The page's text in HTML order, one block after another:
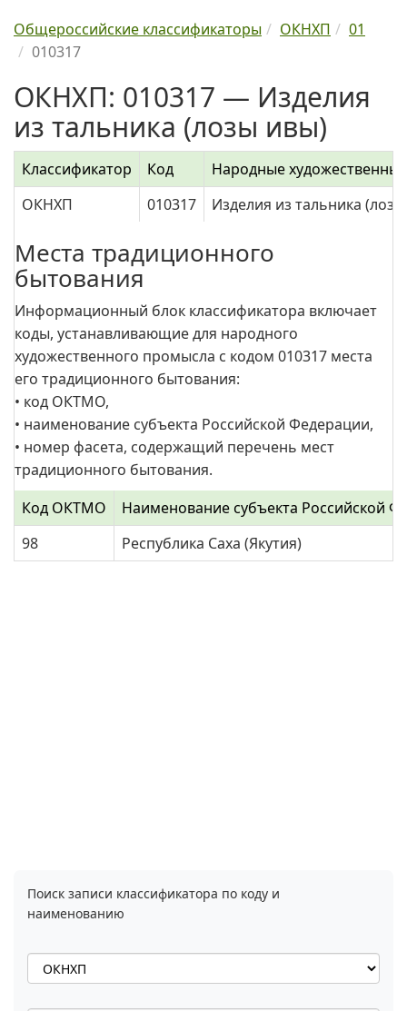
Общероссийские классификаторы ОКНХП
01
010317
ОКНХП: 010317 — Изделия
из тальника (лозы ивы)
Классификатор Код
Народные
ОКНХП
010317 Изделия из тальника
Места традиционного
бытования
Информационный блок классификатора включает
коды, устанавливающие для народного
художественного промысла с кодом 010317 места
его традиционного бытования:
• код ОКТМО,
• наименование субъекта Российской Федерации,
• номер фасета, содержащий перечень мест
традиционного бытования.
Код ОКТМО
Наименование субъекта Российской
98
Республика Саха (Якутия)
Поиск записи классификатора по коду и
наименованию